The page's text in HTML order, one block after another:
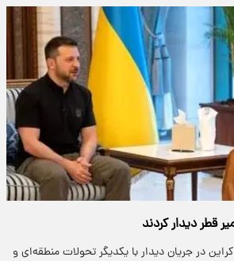
قطر دیدار کردند
در جریان دیدار با یکدیگر تحولات منطقه‌ای و